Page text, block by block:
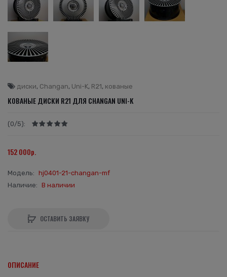
диски, Changan, Uni-K, R21, кованые
КОВАНЫЕ ДИСКИ R21 ДЛЯ CHANGAN UNI-K
(0/5):
152 000р.
Модель: hj0401-21-changan-mf
Наличие: В наличии
ОСТАВИТЬ ЗАЯВКУ
ОПИСАНИЕ